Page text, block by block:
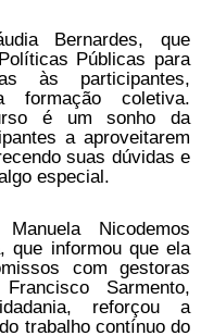
Bernardes, que
Públicas para
às participantes,
formação coletiva.
é um sonho da
a aproveitarem
suas dúvidas e
especial.
Nicodemos
que informou que ela
com gestoras
Sarmento,
reforçou a
trabalho contínuo do